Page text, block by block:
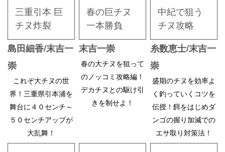
三重引本 巨
チヌ炸裂
島田細香/末吉一
崇
これぞ大チヌの世
界！三重県引本浦を
舞台に４０センチ～
５０センチアップが
大乱舞！
春の巨チヌ
一本勝負
末吉一崇
春の大チヌを狙って
のノッコミ攻略編！
デカチヌとの駆け引
きを制せよ！
中紀で狙う
チヌ攻略
糸数恵士/末吉一
崇
盛期のチヌを効率よ
く釣っていくコツを
伝授！餌をはじめダ
ンゴの握り加減での
エサ取り対策法！